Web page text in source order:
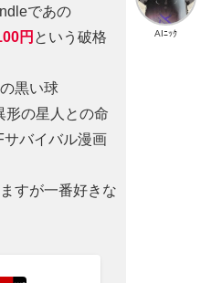
AIﾆｯｸ
であの
円 という破格
黒い球
形の星人との命
バイバル漫画
すが一番好きな